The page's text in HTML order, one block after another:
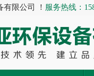
限公司 ！ 服务热线：